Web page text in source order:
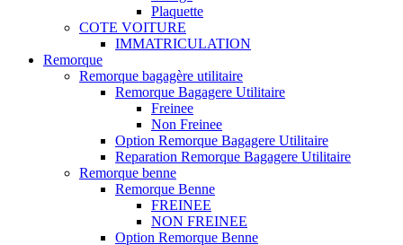
Plaquette
COTE VOITURE
IMMATRICULATION
Remorque
Remorque bagagère utilitaire
Remorque Bagagere Utilitaire
Freinee
Non Freinee
Option Remorque Bagagere Utilitaire
Reparation Remorque Bagagere Utilitaire
Remorque benne
Remorque Benne
FREINEE
NON FREINEE
Option Remorque Benne